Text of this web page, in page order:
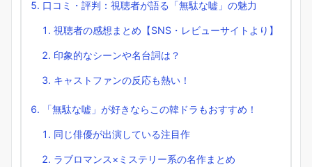
口コミ・評判：視聴者が語る「無駄な嘘」の魅力
視聴者の感想まとめ【SNS・レビューサイトより】
印象的なシーンや名台詞は？
キャストファンの反応も熱い！
「無駄な嘘」が好きならこの韓ドラもおすすめ！
同じ俳優が出演している注目作
ラブロマンス×ミステリー系の名作まとめ